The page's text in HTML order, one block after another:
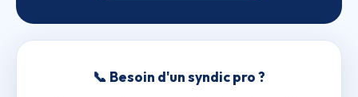
📞 Besoin d'un syndic pro ?